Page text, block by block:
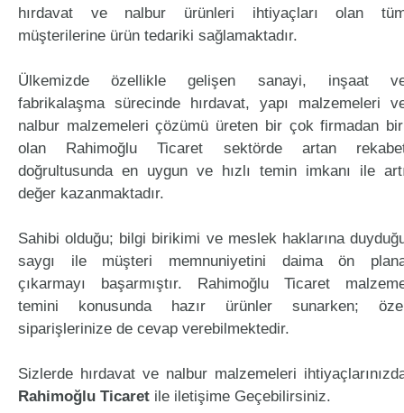
hırdavat ve nalbur ürünleri ihtiyaçları olan
müşterilerine ürün tedariki sağlamaktadır.
Ülkemizde özellikle gelişen sanayi, inşaat
fabrikalaşma sürecinde hırdavat, yapı malzemeleri
nalbur malzemeleri çözümü üreten bir çok firmadan
olan Rahimoğlu Ticaret sektörde artan
doğrultusunda en uygun ve hızlı temin imkanı ile
değer kazanmaktadır.
Sahibi olduğu; bilgi birikimi ve meslek haklarına
saygı ile müşteri memnuniyetini daima ön
çıkarmayı başarmıştır. Rahimoğlu Ticaret
temini konusunda hazır ürünler sunarken;
siparişlerinize de cevap verebilmektedir.
Sizlerde hırdavat ve nalbur malzemeleri
Rahimoğlu Ticaret ile iletişime Geçebilirsiniz.